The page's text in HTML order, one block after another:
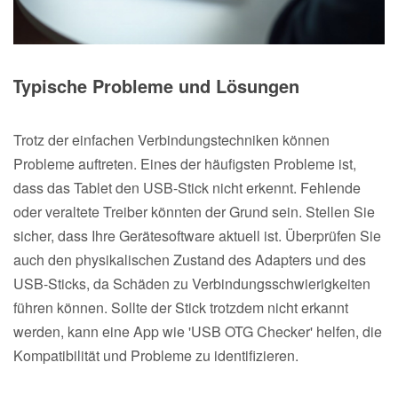
Typische Probleme und Lösungen
Trotz der einfachen Verbindungstechniken können
Probleme auftreten. Eines der häufigsten Probleme ist,
dass das Tablet den USB-Stick nicht erkennt. Fehlende
oder veraltete Treiber könnten der Grund sein. Stellen Sie
sicher, dass Ihre Gerätesoftware aktuell ist. Überprüfen Sie
auch den physikalischen Zustand des Adapters und des
USB-Sticks, da Schäden zu Verbindungsschwierigkeiten
führen können. Sollte der Stick trotzdem nicht erkannt
werden, kann eine App wie 'USB OTG Checker' helfen, die
Kompatibilität und Probleme zu identifizieren.